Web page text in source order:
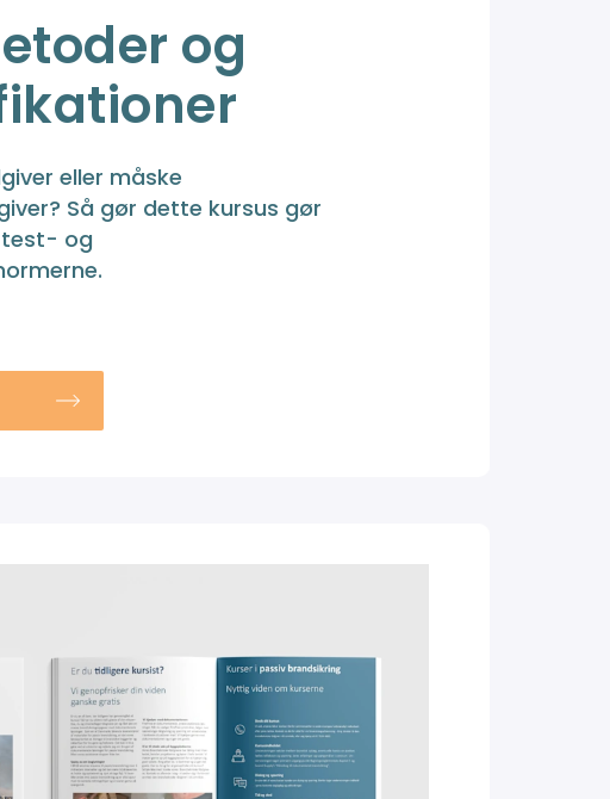
og
eller måske
Så gør dette kursus gør
test- og